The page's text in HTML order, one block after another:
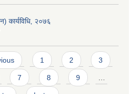
कार्यविधि, २०७६
1 2 3
7 8 9